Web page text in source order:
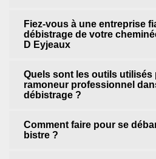
Fiez-vous à une entreprise
débistrage de votre
D Eyjeaux
Quels sont les outils utilisés
ramoneur professionnel
débistrage ?
Comment faire pour se
bistre ?